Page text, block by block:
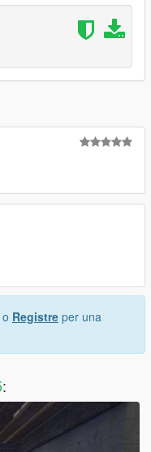
o Registre per una
: